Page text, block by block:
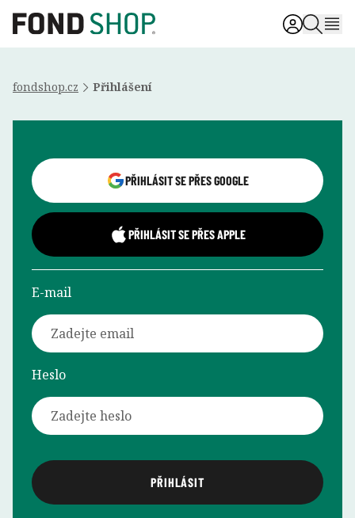
fondshop.cz Přihlášení
PŘIHLÁSIT SE PŘES GOOGLE
PŘIHLÁSIT SE PŘES APPLE
E-mail
Heslo